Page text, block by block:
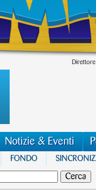
Notizie & Eventi
FONDO